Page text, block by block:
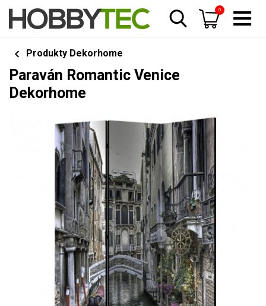
0
Produkty Dekorhome
Paraván Romantic Venice
Dekorhome